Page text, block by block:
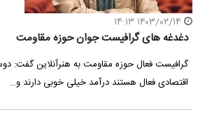
دغدغه های گرافیست‌ جوان حوزه مقاومت
گرافیست فعال حوزه مقاومت به هنرآنلاین گفت:
اقتصادی فعال هستند درآمد خیلی خوبی دارند و…